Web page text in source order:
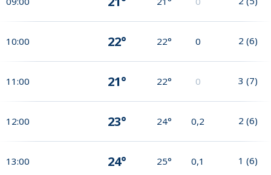
10:00 22° 22° 0 2 (6)
11:00 21° 22° 0 3 (7)
12:00 23° 24° 0,2 2 (6)
13:00 24° 25° 0,1 1 (6)